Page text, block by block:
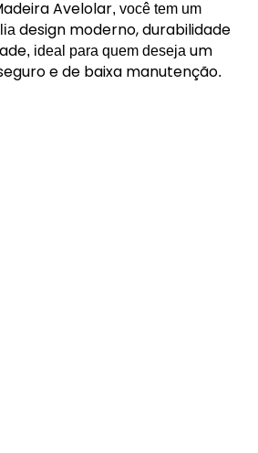
Avelolar, você tem um
design moderno, durabilidade
, ideal para quem deseja um
e de baixa manutenção.